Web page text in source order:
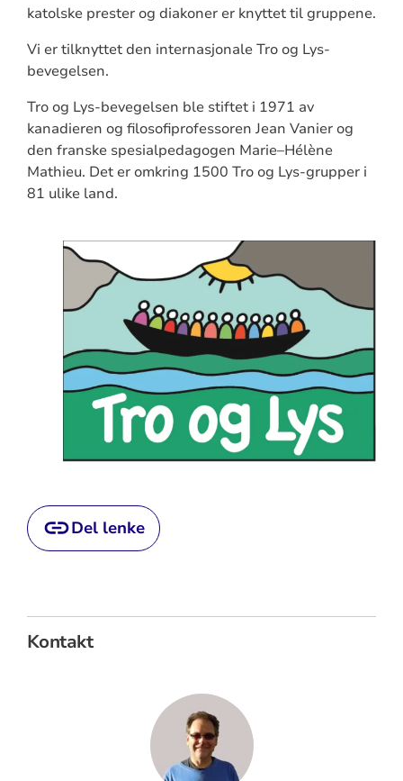
katolske prester og diakoner er knyttet til gruppene.
Vi er tilknyttet den internasjonale Tro og Lys-
bevegelsen.
Tro og Lys-bevegelsen ble stiftet i 1971 av
kanadieren og filosofiprofessoren Jean Vanier og
den franske spesialpedagogen Marie–Hélène
Mathieu. Det er omkring 1500 Tro og Lys-grupper i
81 ulike land.
Del lenke
Kontakt